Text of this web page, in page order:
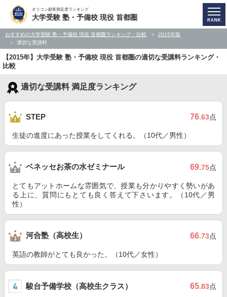
オリコン顧客満足度ランキング
大学受験 塾・予備校 現役 首都圏
おすすめの大学受験 塾・予備校 現役 首都圏ランキング・比較
2015年版
適切な受講料
【2015年】大学受験 塾・予備校 現役 首都圏の適切な受講料ランキング・
比較
適切な受講料 満足度ランキング
STEP 76.63点
生徒の進度にあった授業をしてくれる。（10代／男性）
ベネッセお茶の水ゼミナール 69.75点
とてもアットホームな雰囲気で、授業も分かりやすく勢いがあ
る上に、質問にもとても良く答えて下さいます。（10代／男
性）
河合塾（高校生） 66.73点
英語の教師がとても良かった。（10代／女性）
駿台予備学校（高校生クラス） 65.83点